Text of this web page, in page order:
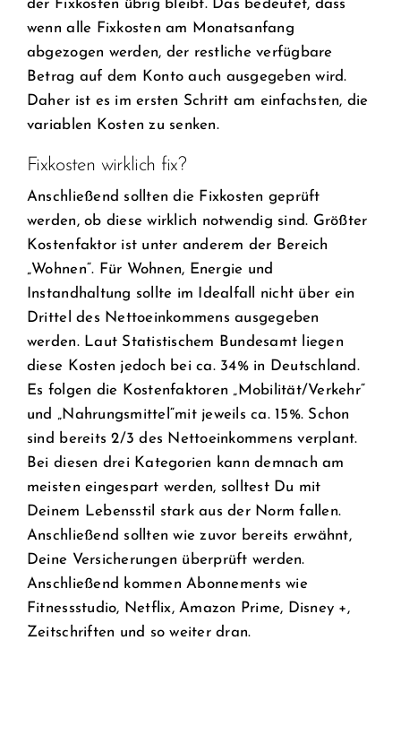
der Fixkosten übrig bleibt. Das bedeutet, dass
wenn alle Fixkosten am Monatsanfang
abgezogen werden, der restliche verfügbare
Betrag auf dem Konto auch ausgegeben wird.
Daher ist es im ersten Schritt am einfachsten, die
variablen Kosten zu senken.
Fixkosten wirklich fix?
Anschließend sollten die Fixkosten geprüft
werden, ob diese wirklich notwendig sind. Größter
Kostenfaktor ist unter anderem der Bereich
„Wohnen“. Für Wohnen, Energie und
Instandhaltung sollte im Idealfall nicht über ein
Drittel des Nettoeinkommens ausgegeben
werden. Laut Statistischem Bundesamt liegen
diese Kosten jedoch bei ca. 34% in Deutschland.
Es folgen die Kostenfaktoren „Mobilität/Verkehr“
und „Nahrungsmittel“mit jeweils ca. 15%. Schon
sind bereits 2/3 des Nettoeinkommens verplant.
Bei diesen drei Kategorien kann demnach am
meisten eingespart werden, solltest Du mit
Deinem Lebensstil stark aus der Norm fallen.
Anschließend sollten wie zuvor bereits erwähnt,
Deine Versicherungen überprüft werden.
Anschließend kommen Abonnements wie
Fitnessstudio, Netflix, Amazon Prime, Disney +,
Zeitschriften und so weiter dran.